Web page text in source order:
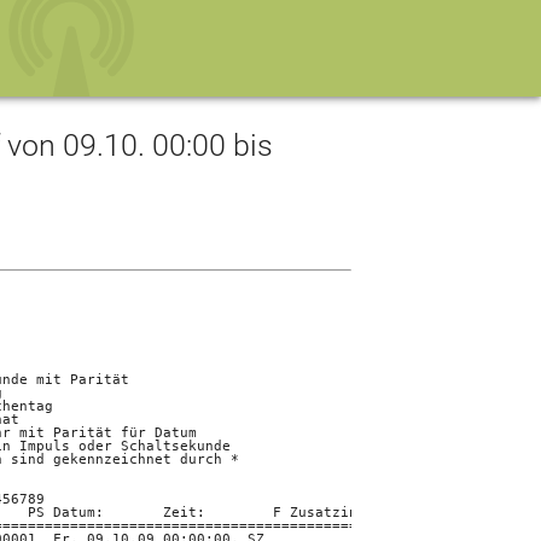
09.10. 00:00 bis